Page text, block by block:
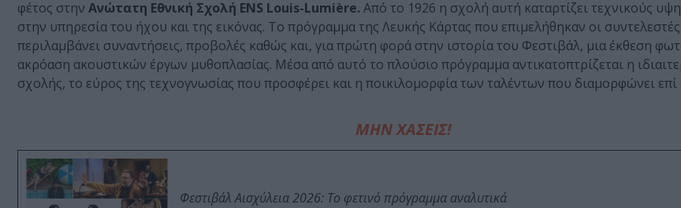
φέτος στην Ανώτατη Εθνική Σχολή ENS Louis-Lumière. Από το 1926 η σχολή αυτή καταρτίζει τεχνικούς
στην υπηρεσία του ήχου και της εικόνας. Το πρόγραμμα της Λευκής Κάρτας που επιμελήθηκαν οι
περιλαμβάνει συναντήσεις, προβολές καθώς και, για πρώτη φορά στην ιστορία του Φεστιβάλ, μια έκθεση
ακρόαση ακουστικών έργων μυθοπλασίας. Μέσα από αυτό το πλούσιο πρόγραμμα αντικατοπτρίζεται η
σχολής, το εύρος της τεχνογνωσίας που προσφέρει και η ποικιλομορφία των ταλέντων που διαμορφώνει επί
ΜΗΝ ΧΑΣΕΙΣ!
Φεστιβάλ Αισχύλεια 2026: Το φετινό πρόγραμμα αναλυτικά